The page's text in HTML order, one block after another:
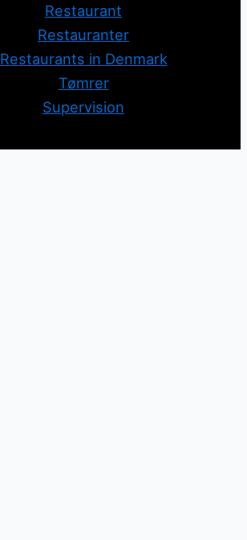
Restaurant
Restauranter
Restaurants in Denmark
Tømrer
Supervision